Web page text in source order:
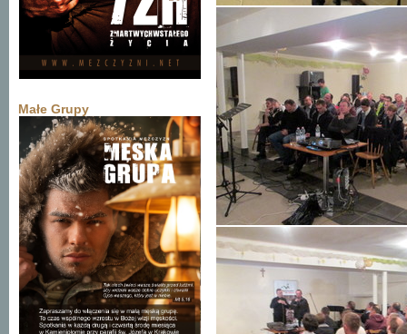
Małe Grupy